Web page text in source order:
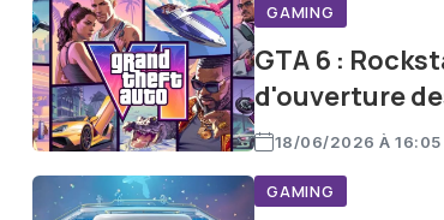
GAMING
GTA 6 :
d'ouverture
18/06/2026 À 16:05
GAMING